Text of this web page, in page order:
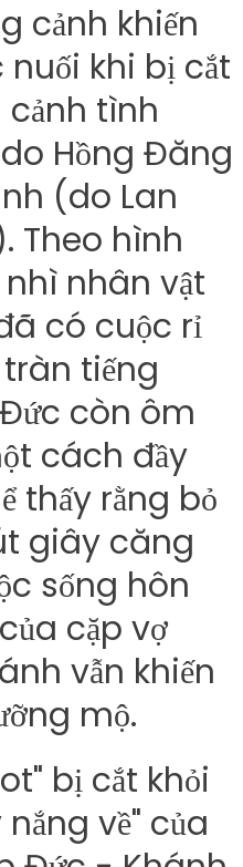
cảnh khiến
nuối khi bị cắt
tình
Hồng Đăng
(do Lan
Theo hình
nhì nhân vật
có cuộc rỉ
tiếng
còn ôm
cách đầy
thấy rằng bỏ
giây căng
sống hôn
cặp vợ
vẫn khiến
mộ.